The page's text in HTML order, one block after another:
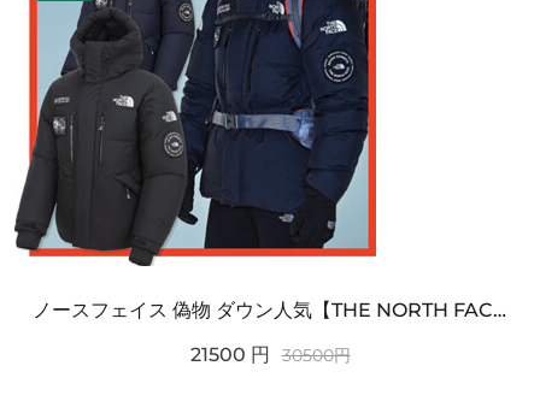
ノースフェイス 偽物 ダウン人気【THE NORTH FACE】M'S 7 SUMMIT HIM...
21500 円 30500円